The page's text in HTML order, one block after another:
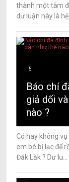
thành một tâm
dư luận này là
5
Báo chí
giả dối
nào ?
Có hay không
em bé bị lạc để
Đăk Lăk ? Dư lu...